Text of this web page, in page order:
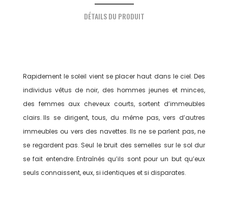
DÉTAILS DU PRODUIT
Rapidement le soleil vient se placer haut dans le ciel. Des
individus vêtus de noir, des hommes jeunes et minces,
des femmes aux cheveux courts, sortent d’immeubles
clairs. Ils se dirigent, tous, du même pas, vers d’autres
immeubles ou vers des navettes. Ils ne se parlent pas, ne
se regardent pas. Seul le bruit des semelles sur le sol dur
se fait entendre. Entraînés qu’ils sont pour un but qu’eux
seuls connaissent, eux, si identiques et si disparates.